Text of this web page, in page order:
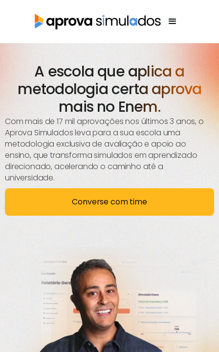
A escola que aplica a
metodologia certa aprova
mais no Enem.
Com mais de 17 mil aprovações nos últimos 3 anos, o
Aprova Simulados leva para a sua escola uma
metodologia exclusiva de avaliação e apoio ao
ensino, que transforma simulados em aprendizado
direcionado, acelerando o caminho até a
universidade.
Converse com time